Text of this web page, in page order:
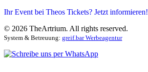
Ihr Event bei Theos Tickets? Jetzt informieren!
© 2026 TheArtrium. All rights reserved.
System & Betreuung: greif.bar Werbeagentur